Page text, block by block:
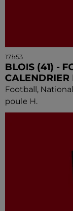
17h53
BLOIS (41) -
CALENDRIER
Football,
poule H.